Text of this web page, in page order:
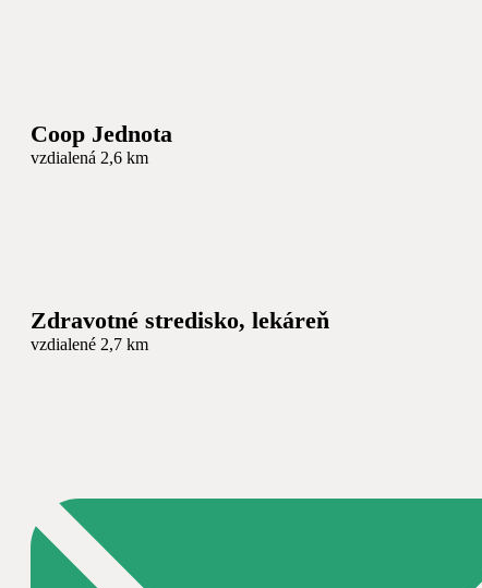
Coop Jednota
vzdialená 2,6 km
Zdravotné stredisko, lekáreň
vzdialené 2,7 km